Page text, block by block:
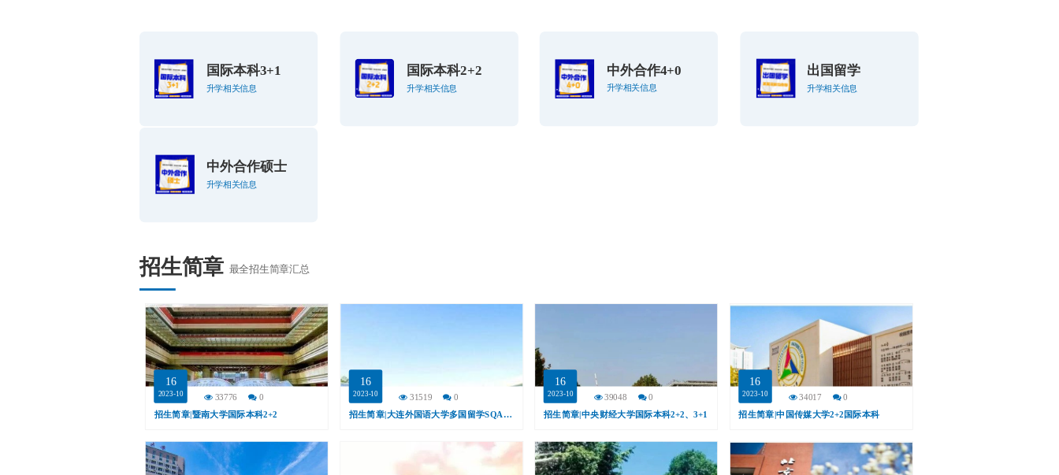
国际本科3+1
升学相关信息
国际本科2+2
升学相关信息
中外合作4+0
升学相关信息
出国留学
升学相关信息
中外合作硕士
升学相关信息
招生简章 最全招生简章汇总
16
2023-10 33776 0
招生简章|暨南大学国际本科2+2
16
2023-10 31519 0
招生简章|大连外国语大学多国留学SQA-AD3+1+1
16
2023-10 39048 0
招生简章|中央财经大学国际本科2+2、3+1
16
2023-10 34017 0
招生简章|中国传媒大学2+2国际本科